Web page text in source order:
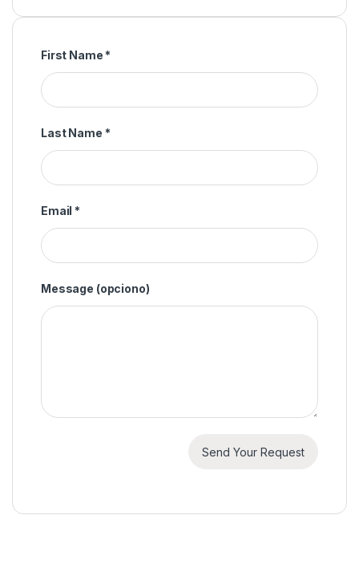
First Name *
Last Name *
Email *
Message (opciono)